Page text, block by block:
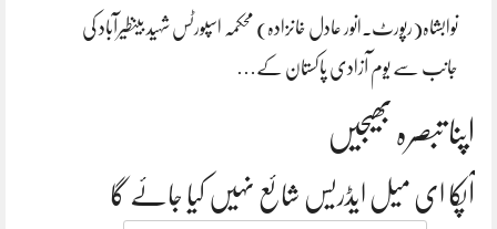
نوابشاہ(رپورٹ۔انور عادل خانزادہ) محکمہ اسپورٹس شہید بینظیرآباد کی
جانب سے یوم آزادی پاکستان کے…
اپنا تبصرہ بھیجیں
آپکا ای میل ایڈریس شائع نہیں کیا جائے گا